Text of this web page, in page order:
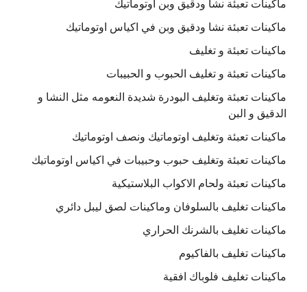
ماكينات تعبئة نشا ودقيق وبن اوتوماتيك
ماكينات تعبئة نشا ودقيق وبن في اكياس اوتوماتيك
ماكينات تعبئة و تغليف
ماكينات تعبئة و تغليف الحبوب و الحبيبات
ماكينات تعبئة وتغليف البودرة شديدة النعومه مثل النشا و
الدقيق و البن
ماكينات تعبئة وتغليف اوتوماتيك ونصف اوتوماتيك
ماكينات تعبئة وتغليف حبوب وحبيبات في اكياس اوتوماتيك
ماكينات تعبئة ولحام الاكواب البلاستيكية
ماكينات تغليف بالسلوفان وماكينات لصق ليبل دائري
ماكينات تغليف بالشرنك الحراري
ماكينات تغليف بالفاكيوم
ماكينات تغليف فلوباك افقية